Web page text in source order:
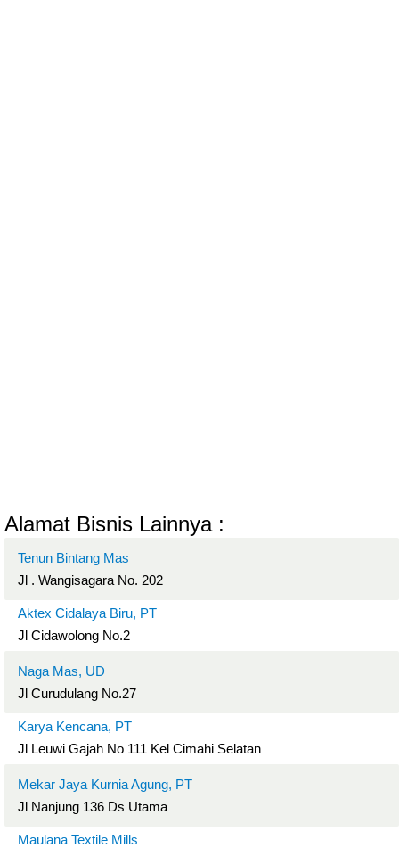
Alamat Bisnis Lainnya :
Tenun Bintang Mas
Jl . Wangisagara No. 202
Aktex Cidalaya Biru, PT
Jl Cidawolong No.2
Naga Mas, UD
Jl Curudulang No.27
Karya Kencana, PT
Jl Leuwi Gajah No 111 Kel Cimahi Selatan
Mekar Jaya Kurnia Agung, PT
Jl Nanjung 136 Ds Utama
Maulana Textile Mills